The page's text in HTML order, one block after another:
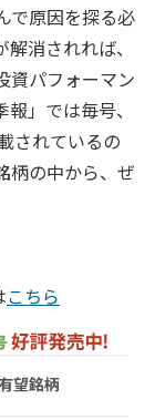
で原因を探る必
消されれば、
資パフォーマン
」では毎号、
されているの
柄の中から、ぜ
こちら